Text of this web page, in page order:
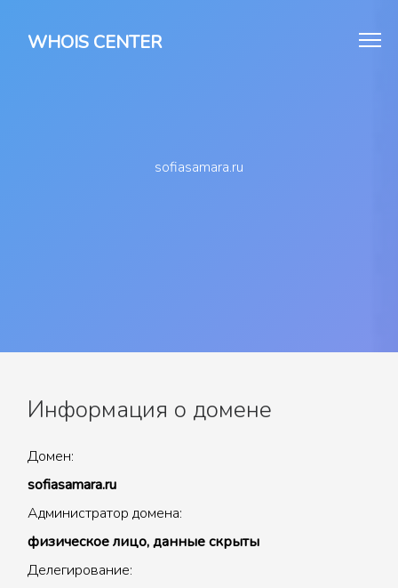
WHOIS CENTER
sofiasamara.ru
Информация о домене
Домен:
sofiasamara.ru
Администратор домена:
физическое лицо, данные скрыты
Делегирование: